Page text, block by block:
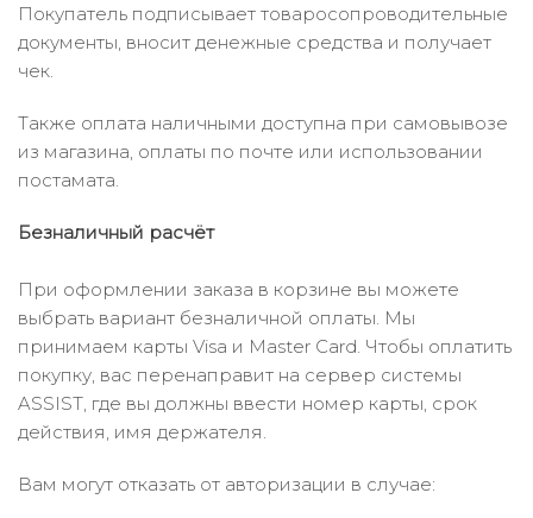
Покупатель подписывает товаросопроводительные
документы, вносит денежные средства и получает
чек.
Также оплата наличными доступна при самовывозе
из магазина, оплаты по почте или использовании
постамата.
Безналичный расчёт
При оформлении заказа в корзине вы можете
выбрать вариант безналичной оплаты. Мы
принимаем карты Visa и Master Card. Чтобы оплатить
покупку, вас перенаправит на сервер системы
ASSIST, где вы должны ввести номер карты, срок
действия, имя держателя.
Вам могут отказать от авторизации в случае: